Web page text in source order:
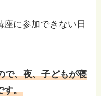
に参加できない日
で、夜、子どもが寝
す。